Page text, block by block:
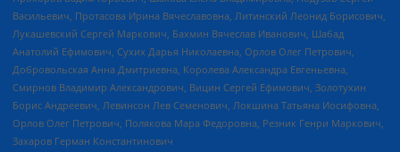
Васильевич, Протасова Ирина Вячеславовна, Литинский Леонид Борисович,
Лукашевский Сергей Маркович, Бахмин Вячеслав Иванович, Шабад
Анатолий Ефимович, Сухих Дарья Николаевна, Орлов Олег Петрович,
Добровольская Анна Дмитриевна, Королева Александра Евгеньевна,
Смирнов Владимир Александрович, Вицин Сергей Ефимович, Золотухин
Борис Андреевич, Левинсон Лев Семенович, Локшина Татьяна Иосифовна,
Орлов Олег Петрович, Полякова Мара Федоровна, Резник Генри Маркович,
Захаров Герман Константинович